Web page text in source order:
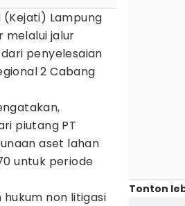
(Kejati) Lampung
melalui jalur
penyelesaian
2 Cabang
piutang PT
aset lahan
untuk periode
non litigasi
Tonton